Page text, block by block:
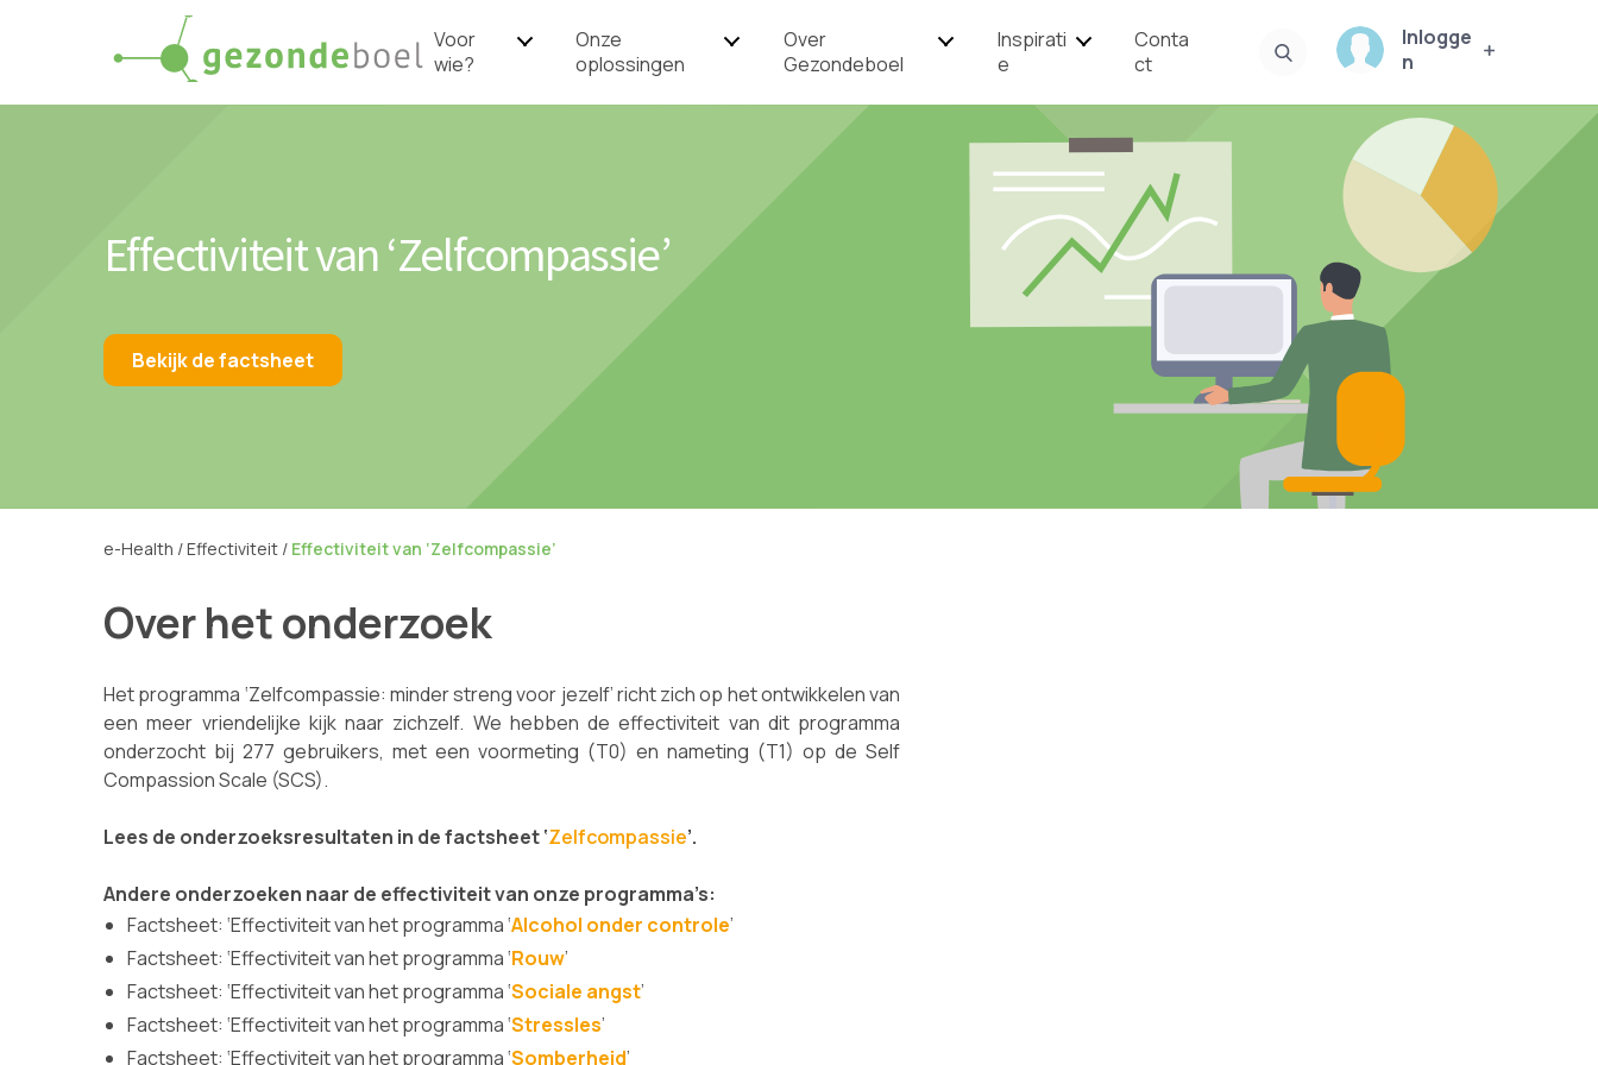
Voor
wie?
Onze
oplossingen
Over
Gezondeboel
Inspirati
e
Conta
ct
Inlogge
n
Effectiviteit van ‘Zelfcompassie’
Bekijk de factsheet
e-Health /Effectiviteit / Effectiviteit van ‘Zelfcompassie’
Over het onderzoek
Het programma ‘Zelfcompassie: minder streng voor jezelf’ richt zich op het ontwikkelen van
een meer vriendelijke kijk naar zichzelf. We hebben de effectiviteit van dit programma
onderzocht bij 277 gebruikers, met een voormeting (T0) en nameting (T1) op de Self
Compassion Scale (SCS).
Lees de onderzoeksresultaten in de factsheet ‘Zelfcompassie’.
Andere onderzoeken naar de effectiviteit van onze programma’s:
Factsheet: ‘Effectiviteit van het programma ‘Alcohol onder controle’
Factsheet: ‘Effectiviteit van het programma ‘Rouw’
Factsheet: ‘Effectiviteit van het programma ‘Sociale angst’
Factsheet: ‘Effectiviteit van het programma ‘Stressles’
Factsheet: ‘Effectiviteit van het programma ‘Somberheid’